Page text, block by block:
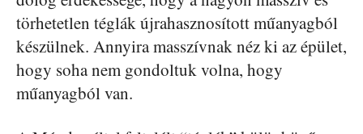
törhetetlen téglák újrahasznosított műanyagból
készülnek. Annyira masszívnak néz ki az épület,
hogy soha nem gondoltuk volna, hogy
műanyagból van.